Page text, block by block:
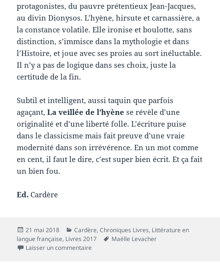
protagonistes, du pauvre prétentieux Jean-Jacques,
au divin Dionysos. L’hyène, hirsute et carnassière, a
la constance volatile. Elle ironise et boulotte, sans
distinction, s’immisce dans la mythologie et dans
l’Histoire, et joue avec ses proies au sort inéluctable.
Il n’y a pas de logique dans ses choix, juste la
certitude de la fin.
Subtil et intelligent, aussi taquin que parfois
agaçant,La veillée de l’hyène se révèle d’une
originalité et d’une liberté folle. L’écriture puise
dans le classicisme mais fait preuve d’une vraie
modernité dans son irrévérence. En un mot comme
en cent, il faut le dire, c’est super bien écrit. Et ça fait
un bien fou.
Ed. Cardère
Publié
le
21 mai 2018 Catégories
Cardère,Chroniques Livres, Littérature en
langue française, Livres 2017
Mots-
Maëlle Levacher
Laisser un commentaire